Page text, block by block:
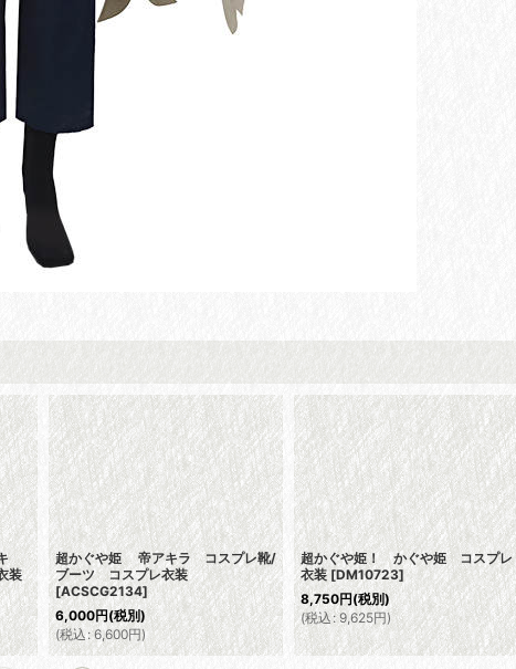
装
超かぐや姫 帝アキラ コスプレ靴/
ブーツ コスプレ衣装
[ACSCG2134]
6,000円(税別)
(税込 : 6,600円)
超かぐや姫！ かぐや姫 コスプレ
衣装 [DM10723]
8,750円(税別)
(税込: 9,625円)